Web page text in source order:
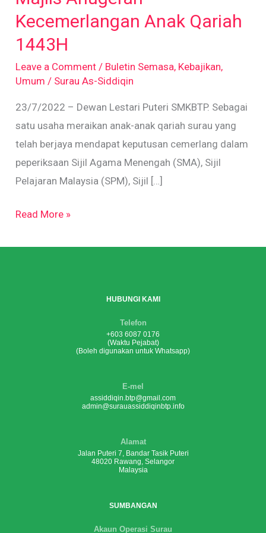
Kecemerlangan Anak Qariah
1443H
Leave a Comment / Buletin Semasa, Kebajikan,
Umum / Surau As-Siddiqin
23/7/2022 – Dewan Lestari Puteri SMKBTP. Sebagai
satu usaha meraikan anak-anak qariah surau yang
telah berjaya mendapat keputusan cemerlang dalam
peperiksaan Sijil Agama Menengah (SMA), Sijil
Pelajaran Malaysia (SPM), Sijil […]
Anak
1443H
Read More »
HUBUNGI KAMI
Telefon
+603 6087 0176
(Waktu Pejabat)
(Boleh digunakan untuk Whatsapp)
E-mel
assiddiqin.btp@gmail.com
admin@surauassiddiqinbtp.info
Alamat
Jalan Puteri 7, Bandar Tasik Puteri
48020 Rawang, Selangor
Malaysia
SUMBANGAN
Akaun Operasi Surau